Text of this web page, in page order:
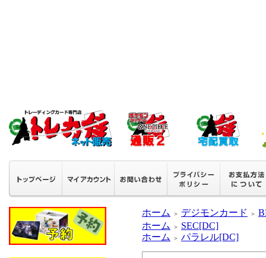
ホーム ＞ デジモンカード ＞
ホーム
＞
SEC[DC]
ホーム
＞ パラレル[DC]